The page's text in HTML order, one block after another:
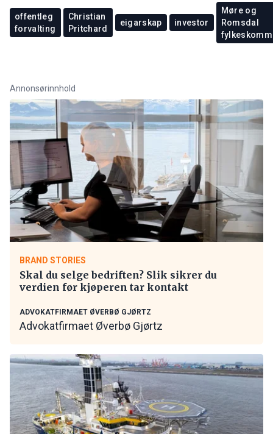
offentleg
forvalting
Christian
Pritchard
eigarskap investor
Møre og
Romsdal
Annonsørinnhold
BRAND STORIES
Skal du selge bedriften? Slik sikrer du
verdien før kjøperen tar kontakt
ADVOKATFIRMAET ØVERBØ GJØRTZ
Advokatfirmaet Øverbø Gjørtz